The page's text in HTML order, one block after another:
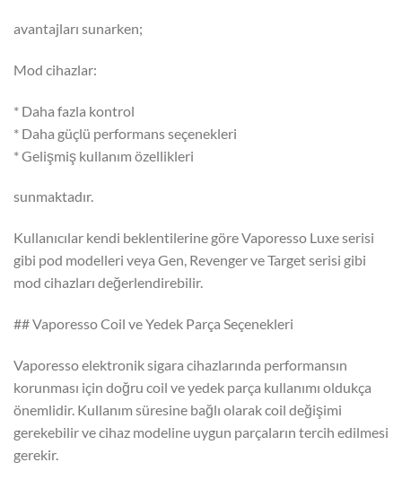
avantajları sunarken;
Mod cihazlar:
* Daha fazla kontrol
* Daha güçlü performans seçenekleri
* Gelişmiş kullanım özellikleri
sunmaktadır.
Kullanıcılar kendi beklentilerine göre Vaporesso Luxe serisi
gibi pod modelleri veya Gen, Revenger ve Target serisi gibi
mod cihazları değerlendirebilir.
## Vaporesso Coil ve Yedek Parça Seçenekleri
Vaporesso elektronik sigara cihazlarında performansın
korunması için doğru coil ve yedek parça kullanımı oldukça
önemlidir. Kullanım süresine bağlı olarak coil değişimi
gerekebilir ve cihaz modeline uygun parçaların tercih edilmesi
gerekir.